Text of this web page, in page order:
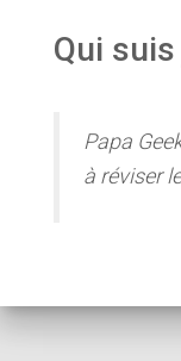
Qui suis
Papa
à réviser